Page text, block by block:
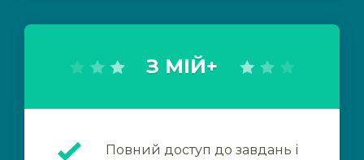
З МІЙ+
Повний доступ до завдань і